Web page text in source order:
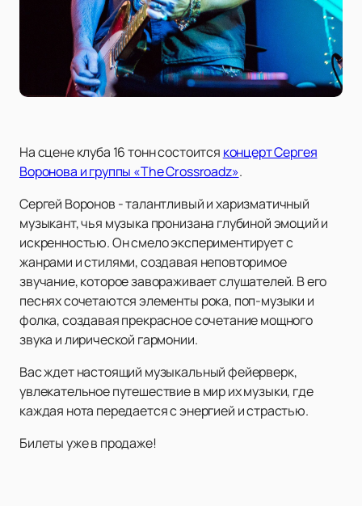
На сцене клуба 16 тонн состоится концерт Сергея
Воронова и группы «The Crossroadz».
Сергей Воронов - талантливый и харизматичный
музыкант, чья музыка пронизана глубиной эмоций и
искренностью. Он смело экспериментирует с
жанрами и стилями, создавая неповторимое
звучание, которое завораживает слушателей. В его
песнях сочетаются элементы рока, поп-музыки и
фолка, создавая прекрасное сочетание мощного
звука и лирической гармонии.
Вас ждет настоящий музыкальный фейерверк,
увлекательное путешествие в мир их музыки, где
каждая нота передается с энергией и страстью.
Билеты уже в продаже!